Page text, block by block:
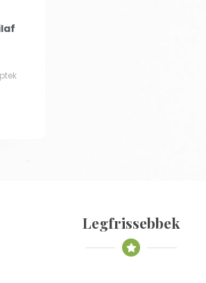
Legfrissebbek